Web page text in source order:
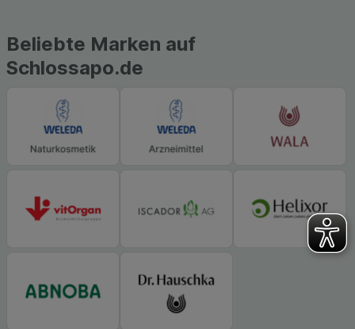
Beliebte Marken auf
Schlossapo.de